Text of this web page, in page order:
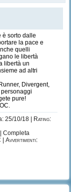
è sorto dalle
la pace e
quelli
le libertà
libertà un
ad altri
Divergent,
pure!
25/10/18 |
Rating:
Completa
Avvertimenti: